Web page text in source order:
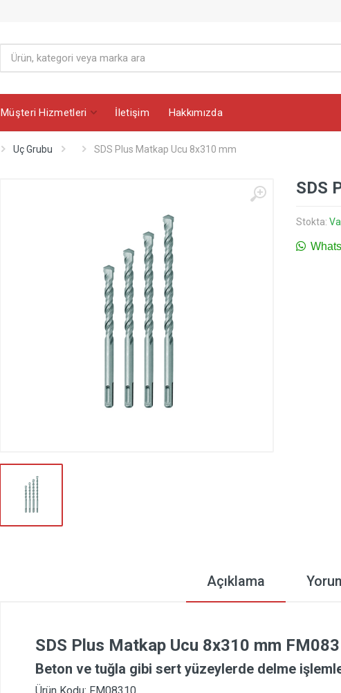
Müşteri Hizmetleri İletişim Hakkımızda
Uç Grubu SDS Plus Matkap Ucu 8x310 mm
SDS
Stokta:
Açıklama
SDS Plus Matkap Ucu 8x310 mm
Beton ve tuğla gibi sert yüzeylerde delme